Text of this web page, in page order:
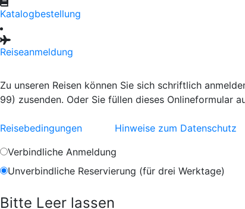
Katalogbestellung
Reiseanmeldung
Zu unseren Reisen können Sie sich schriftlich
99) zusenden. Oder Sie füllen dieses Onlineformular
Reisebedingungen
Hinweise zum Datenschutz
Verbindliche Anmeldung
Unverbindliche Reservierung (für drei Werktage)
Bitte Leer lassen